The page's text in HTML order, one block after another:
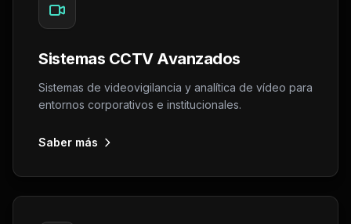
Sistemas CCTV Avanzados
Sistemas de videovigilancia y analítica de vídeo para
entornos corporativos e institucionales.
Saber más